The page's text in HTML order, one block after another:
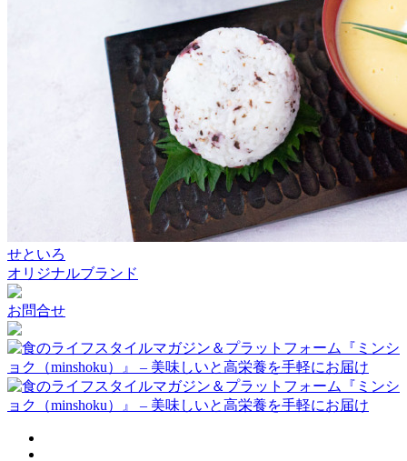
せといろ
オリジナルブランド
お問合せ